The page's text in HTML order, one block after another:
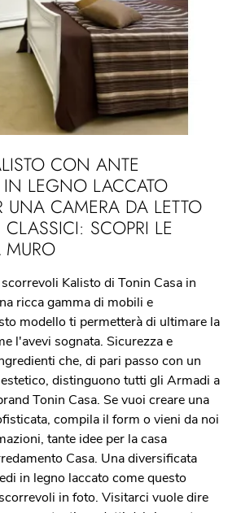
CON ANTE
IN LEGNO LACCATO
UNA CAMERA DA LETTO
SCOPRI LE
Kalisto di Tonin Casa in
ricca gamma di mobili e
modello ti permetterà di ultimare la
l'avevi sognata. Sicurezza e
che, di pari passo con un
distinguono tutti gli Armadi a
Tonin Casa. Se vuoi creare una
compila il form o vieni da noi
tante idee per la casa
Casa. Una diversificata
in legno laccato come questo
in foto. Visitarci vuole dire